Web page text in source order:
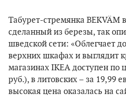
Табурет-стремянка BEKVÄM
сделанный из березы, так
шведской сети: «Облегчает
верхних шкафах и выглядит
магазинах IKEA доступен по
руб.), в литовских – за 19,99
высокая цена оказалась на